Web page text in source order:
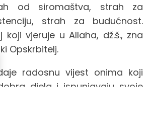
od siromaštva, strah za
strah za budućnost.
koji vjeruje u Allaha, dž.š., zna
Opskrbitelj.
radosnu vijest onima koji
djela i ispunjavaju svoje